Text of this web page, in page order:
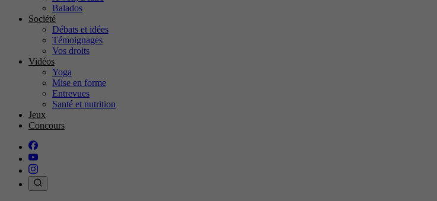
Balados
Société
Débats et idées
Témoignages
Vos droits
Vidéos
Yoga
Mise en forme
Entrevues
Santé et nutrition
Jeux
Concours